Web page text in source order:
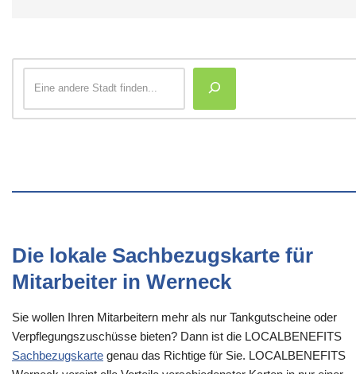
Die lokale Sachbezugskarte für
Mitarbeiter in Werneck
Sie wollen Ihren Mitarbeitern mehr als nur Tankgutscheine oder
Verpflegungszuschüsse bieten? Dann ist die LOCALBENEFITS
Sachbezugskarte genau das Richtige für Sie. LOCALBENEFITS